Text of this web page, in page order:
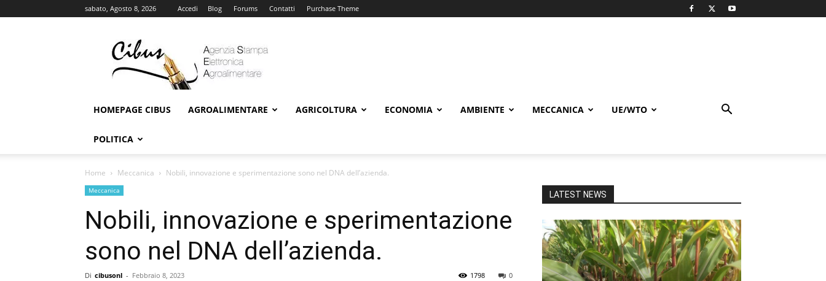
sabato, Agosto 8, 2026 Accedi Blog Forums Contatti Purchase Theme
Online
HOMEPAGE CIBUS AGROALIMENTARE AGRICOLTURA ECONOMIA AMBIENTE MECCANICA UE/WTO
POLITICA
Home Meccanica Nobili, innovazione e sperimentazione sono nel DNA dell’azienda.
Meccanica
Nobili, innovazione e sperimentazione
sono nel DNA dell’azienda.
Di cibusonl - Febbraio 8, 2023 0
1798
LATEST NEWS